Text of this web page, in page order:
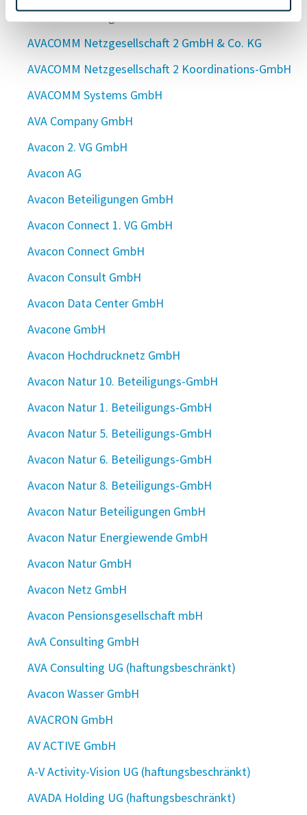
AVACOMM Netzgesellschaft 1 GmbH & Co. KG
AVACOMM Netzgesellschaft 2 GmbH & Co. KG
AVACOMM Netzgesellschaft 2 Koordinations-GmbH
AVACOMM Systems GmbH
AVA Company GmbH
Avacon 2. VG GmbH
Avacon AG
Avacon Beteiligungen GmbH
Avacon Connect 1. VG GmbH
Avacon Connect GmbH
Avacon Consult GmbH
Avacon Data Center GmbH
Avacone GmbH
Avacon Hochdrucknetz GmbH
Avacon Natur 10. Beteiligungs-GmbH
Avacon Natur 1. Beteiligungs-GmbH
Avacon Natur 5. Beteiligungs-GmbH
Avacon Natur 6. Beteiligungs-GmbH
Avacon Natur 8. Beteiligungs-GmbH
Avacon Natur Beteiligungen GmbH
Avacon Natur Energiewende GmbH
Avacon Natur GmbH
Avacon Netz GmbH
Avacon Pensionsgesellschaft mbH
AvA Consulting GmbH
AVA Consulting UG (haftungsbeschränkt)
Avacon Wasser GmbH
AVACRON GmbH
AV ACTIVE GmbH
A-V Activity-Vision UG (haftungsbeschränkt)
AVADA Holding UG (haftungsbeschränkt)